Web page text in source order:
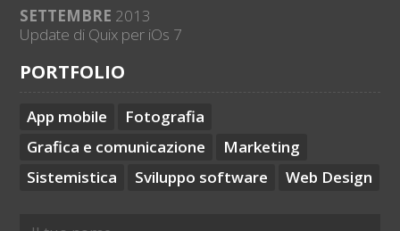
SETTEMBRE 2013
Update di Quix per iOs 7
PORTFOLIO
App mobile
Fotografia
Grafica e comunicazione
Marketing
Sistemistica
Sviluppo software Web Design